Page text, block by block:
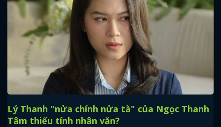
Lý Thanh "nửa chính nửa tà" của Ngọc Thanh
Tâm thiếu tính nhân văn?